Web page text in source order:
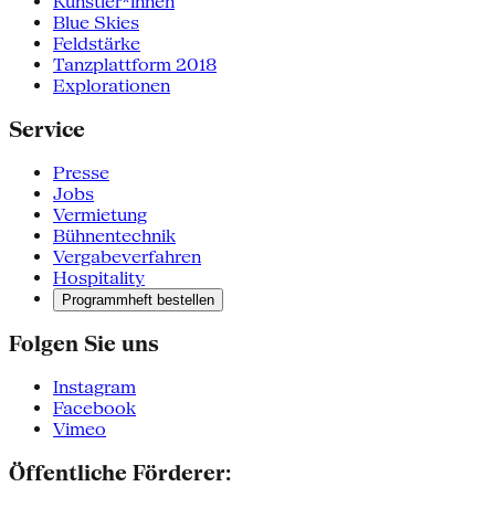
Blue Skies
Feldstärke
Tanzplattform 2018
Explorationen
Service
Presse
Jobs
Vermietung
Bühnentechnik
Vergabeverfahren
Hospitality
Programmheft bestellen
Folgen Sie uns
Instagram
Facebook
Vimeo
Öffentliche Förderer: